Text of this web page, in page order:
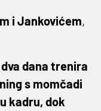
i Jankovićem,
dana trenira
s momčadi
kadru, dok